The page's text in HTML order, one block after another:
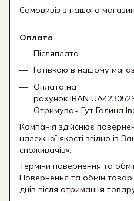
Самовивіз з нашого
Оплата
Післяплата
Готівкою в нашому
Оплата на
рахунок IBAN
Отримувач Гут Галина
Компанія здійснює
належної якості згідно із
споживачів».
Терміни повернення та
Повернення та обмін
днів після отримання